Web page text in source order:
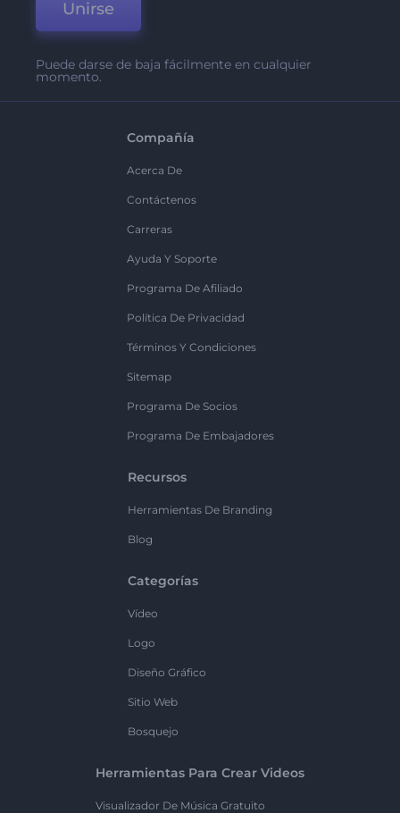
Unirse
Puede darse de baja fácilmente en cualquier
momento.
Compañía
Acerca De
Contáctenos
Carreras
Ayuda Y Soporte
Programa De Afiliado
Política De Privacidad
Términos Y Condiciones
Sitemap
Programa De Socios
Programa De Embajadores
Recursos
Herramientas De Branding
Blog
Categorías
Vídeo
Logo
Diseño Gráfico
Sitio Web
Bosquejo
Herramientas Para Crear Videos
Visualizador De Música Gratuito